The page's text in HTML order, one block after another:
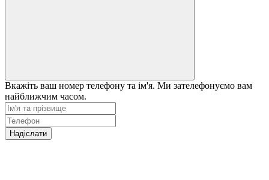
Вкажіть ваш номер телефону та ім'я. Ми зателефонуємо вам
найближчим часом.
Надіслати